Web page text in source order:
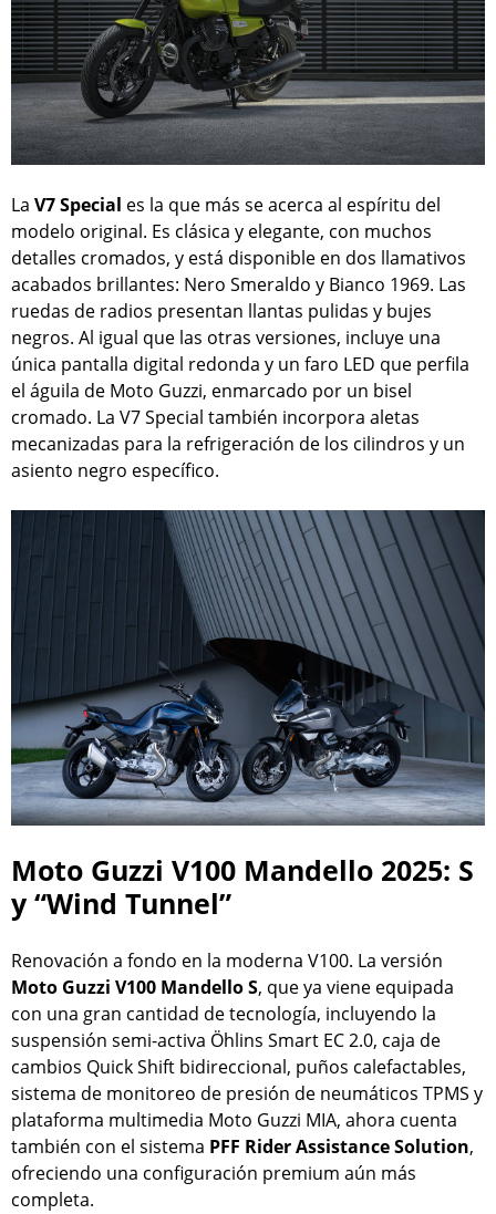
La V7 Special es la que más se acerca al espíritu del
modelo original. Es clásica y elegante, con muchos
detalles cromados, y está disponible en dos llamativos
acabados brillantes: Nero Smeraldo y Bianco 1969. Las
ruedas de radios presentan llantas pulidas y bujes
negros. Al igual que las otras versiones, incluye una
única pantalla digital redonda y un faro LED que perfila
el águila de Moto Guzzi, enmarcado por un bisel
cromado. La V7 Special también incorpora aletas
mecanizadas para la refrigeración de los cilindros y un
asiento negro específico.
Moto Guzzi V100 Mandello 2025: S
y “Wind Tunnel”
Renovación a fondo en la moderna V100. La versión
Moto Guzzi V100 Mandello S, que ya viene equipada
con una gran cantidad de tecnología, incluyendo la
suspensión semi-activa Öhlins Smart EC 2.0, caja de
cambios Quick Shift bidireccional, puños calefactables,
sistema de monitoreo de presión de neumáticos TPMS y
plataforma multimedia Moto Guzzi MIA, ahora cuenta
también con el sistema PFF Rider Assistance Solution,
ofreciendo una configuración premium aún más
completa.